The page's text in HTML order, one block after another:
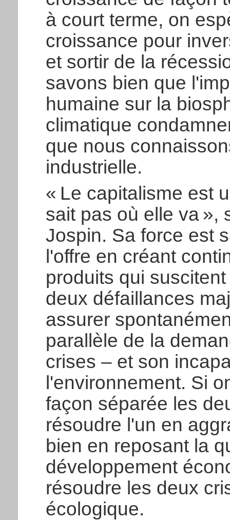
à court terme, on
croissance pour
et sortir de la
savons bien que
humaine sur la
climatique
que nous
industrielle.
« Le capitalisme est
sait pas où elle va »,
Jospin. Sa force est
l'offre en créant
produits qui
deux défaillances
assurer
parallèle de la
crises – et son
l'environnement. Si
façon séparée les
résoudre l'un en
bien en reposant la
développement
résoudre les deux
écologique.